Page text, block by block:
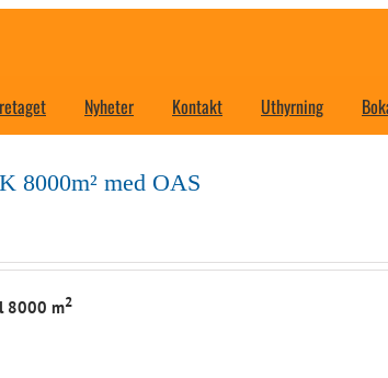
Nyheter Kontakt Uthyrning
8000m² med OAS
8000 m2